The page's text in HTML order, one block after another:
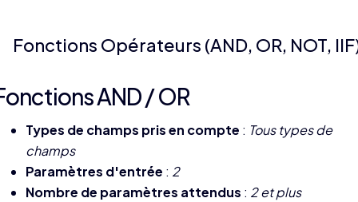
Fonctions Opérateurs (AND, OR, NOT,
AND / OR
Types de champs pris en compte : Tous types de
champs
Paramètres d'entrée : 2
Nombre de paramètres attendus : 2 et plus